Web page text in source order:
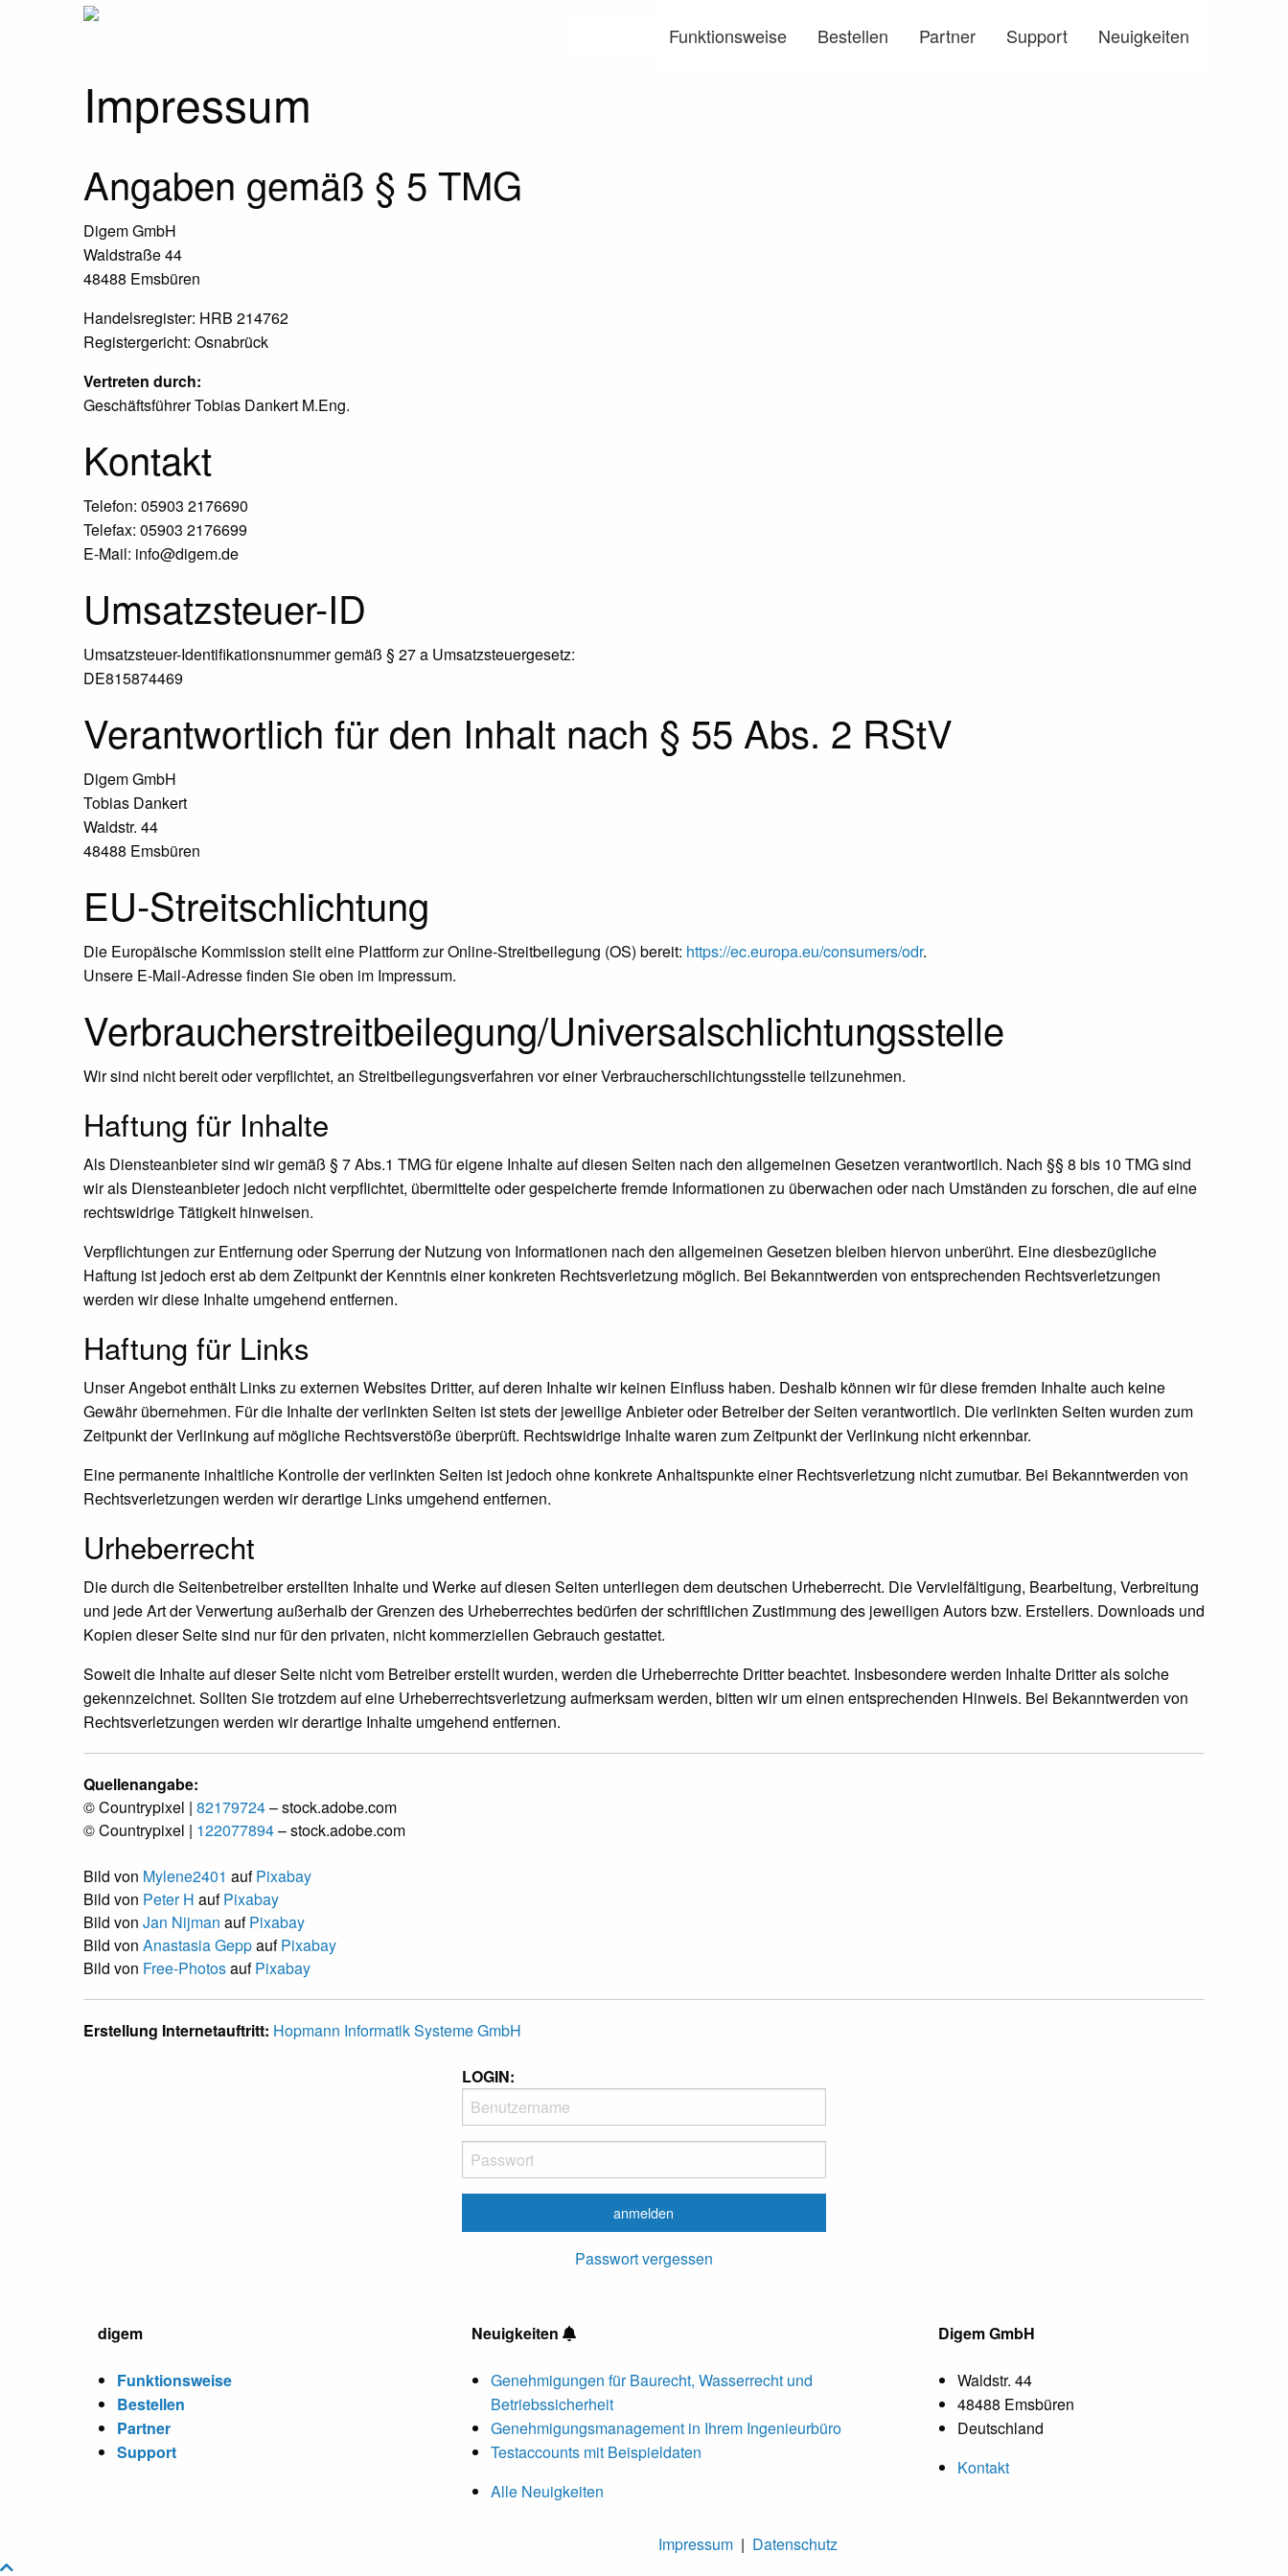
Funktionsweise Bestellen Partner Support Neuigkeiten
Impressum
Angaben gemäß § 5 TMG
Digem GmbH
Waldstraße 44
48488 Emsbüren
Handelsregister: HRB 214762
Registergericht: Osnabrück
Vertreten durch:
Geschäftsführer Tobias Dankert M.Eng.
Kontakt
Telefon: 05903 2176690
Telefax: 05903 2176699
E-Mail: info@digem.de
Umsatzsteuer-ID
Umsatzsteuer-Identifikationsnummer gemäß § 27 a Umsatzsteuergesetz:
DE815874469
Verantwortlich für den Inhalt nach § 55 Abs. 2 RStV
Digem GmbH
Tobias Dankert
Waldstr. 44
48488 Emsbüren
EU-Streitschlichtung
Die Europäische Kommission stellt eine Plattform zur Online-Streitbeilegung (OS) bereit: https://ec.europa.eu/consumers/odr.
Unsere E-Mail-Adresse finden Sie oben im Impressum.
Verbraucher­streit­beilegung/Universal­schlichtungs­stelle
Wir sind nicht bereit oder verpflichtet, an Streitbeilegungsverfahren vor einer Verbraucherschlichtungsstelle teilzunehmen.
Haftung für Inhalte
Als Diensteanbieter sind wir gemäß § 7 Abs.1 TMG für eigene Inhalte auf diesen Seiten nach den allgemeinen Gesetzen verantwortlich. Nach §§ 8 bis 10 TMG sind
wir als Diensteanbieter jedoch nicht verpflichtet, übermittelte oder gespeicherte fremde Informationen zu überwachen oder nach Umständen zu forschen, die auf eine
rechtswidrige Tätigkeit hinweisen.
Verpflichtungen zur Entfernung oder Sperrung der Nutzung von Informationen nach den allgemeinen Gesetzen bleiben hiervon unberührt. Eine diesbezügliche
Haftung ist jedoch erst ab dem Zeitpunkt der Kenntnis einer konkreten Rechtsverletzung möglich. Bei Bekanntwerden von entsprechenden Rechtsverletzungen
werden wir diese Inhalte umgehend entfernen.
Haftung für Links
Unser Angebot enthält Links zu externen Websites Dritter, auf deren Inhalte wir keinen Einfluss haben. Deshalb können wir für diese fremden Inhalte auch keine
Gewähr übernehmen. Für die Inhalte der verlinkten Seiten ist stets der jeweilige Anbieter oder Betreiber der Seiten verantwortlich. Die verlinkten Seiten wurden zum
Zeitpunkt der Verlinkung auf mögliche Rechtsverstöße überprüft. Rechtswidrige Inhalte waren zum Zeitpunkt der Verlinkung nicht erkennbar.
Eine permanente inhaltliche Kontrolle der verlinkten Seiten ist jedoch ohne konkrete Anhaltspunkte einer Rechtsverletzung nicht zumutbar. Bei Bekanntwerden von
Rechtsverletzungen werden wir derartige Links umgehend entfernen.
Urheberrecht
Die durch die Seitenbetreiber erstellten Inhalte und Werke auf diesen Seiten unterliegen dem deutschen Urheberrecht. Die Vervielfältigung, Bearbeitung, Verbreitung
und jede Art der Verwertung außerhalb der Grenzen des Urheberrechtes bedürfen der schriftlichen Zustimmung des jeweiligen Autors bzw. Erstellers. Downloads und
Kopien dieser Seite sind nur für den privaten, nicht kommerziellen Gebrauch gestattet.
Soweit die Inhalte auf dieser Seite nicht vom Betreiber erstellt wurden, werden die Urheberrechte Dritter beachtet. Insbesondere werden Inhalte Dritter als solche
gekennzeichnet. Sollten Sie trotzdem auf eine Urheberrechtsverletzung aufmerksam werden, bitten wir um einen entsprechenden Hinweis. Bei Bekanntwerden von
Rechtsverletzungen werden wir derartige Inhalte umgehend entfernen.
Quellenangabe:
© Countrypixel | 82179724– stock.adobe.com
© Countrypixel | 122077894– stock.adobe.com
Bild von Mylene2401 aufPixabay
Bild von Peter H aufPixabay
Bild von Jan Nijman aufPixabay
Bild von Anastasia GeppaufPixabay
Bild von Free-PhotosaufPixabay
Erstellung Internetauftritt: Hopmann Informatik Systeme GmbH
LOGIN:
Passwort vergessen
digem
Funktionsweise
Bestellen
Partner
Support
Neuigkeiten
Genehmigungen für Baurecht, Wasserrecht und
Betriebssicherheit
Genehmigungsmanagement in Ihrem Ingenieurbüro
Testaccounts mit Beispieldaten
Alle Neuigkeiten
Digem GmbH
Waldstr. 44
48488 Emsbüren
Deutschland
Kontakt
Impressum | Datenschutz